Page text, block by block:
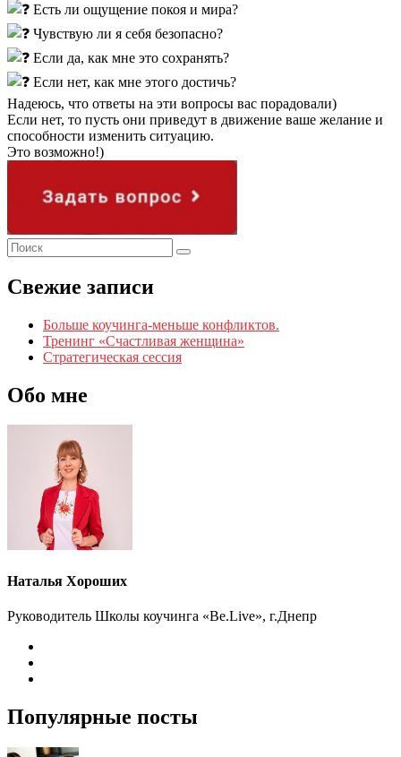
Есть ли ощущение покоя и мира?
Чувствую ли я себя безопасно?
Если да, как мне это сохранять?
Если нет, как мне этого достичь?
Надеюсь, что ответы на эти вопросы вас порадовали)
Если нет, то пусть они приведут в движение ваше желание и
способности изменить ситуацию.
Это возможно!)
Свежие записи
Больше коучинга-меньше конфликтов.
Тренинг «Счастливая женщина»
Стратегическая сессия
Обо мне
Наталья Хороших
Руководитель Школы коучинга «Be.Live», г.Днепр
Популярные посты